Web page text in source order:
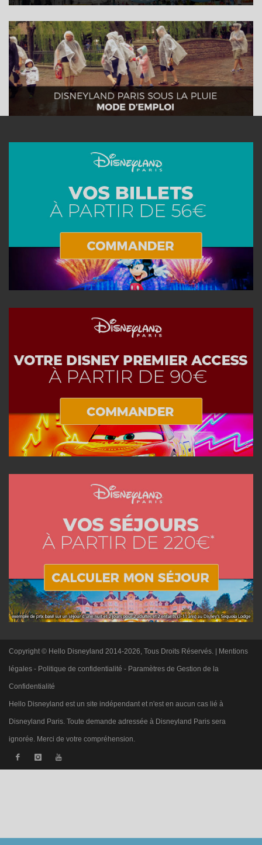
Copyright © Hello Disneyland 2014-2026, Tous Droits Réservés. | Mentions
légales - Politique de confidentialité - Paramètres de Gestion de la
Confidentialité
Hello Disneyland est un site indépendant et n'est en aucun cas lié à
Disneyland Paris. Toute demande adressée à Disneyland Paris sera
ignorée. Merci de votre compréhension.